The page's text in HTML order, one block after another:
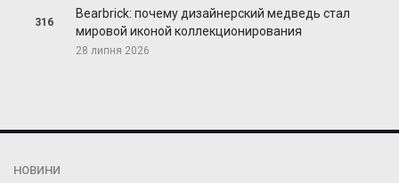
316
Bearbrick: почему дизайнерский медведь стал
мировой иконой коллекционирования
28 липня 2026
НОВИНИ